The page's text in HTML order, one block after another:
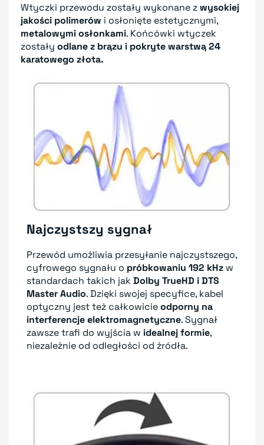
Wtyczki przewodu zostały wykonane zwysokiej
jakości polimerów i osłonięte estetycznymi,
metalowymi osłonkami. Końcówki wtyczek
zostały odlane z brązu i pokryte warstwą 24
karatowego złota.
Najczystszy sygnał
Przewód umożliwia przesyłanie najczystszego,
cyfrowego sygnału o próbkowaniu 192 kHz w
standardach takich jak Dolby TrueHD i DTS
Master Audio. Dzięki swojej specyfice, kabel
optyczny jest też całkowicieodporny na
interferencje elektromagnetyczne. Sygnał
zawsze trafi do wyjścia w idealnej formie,
niezależnie od odległości od źródła.